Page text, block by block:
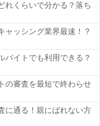
れくらいで分かる？落ち
ャッシング業界最速！？
バイトでも利用できる？
の審査を最短で終わらせ
に通る！親にばれない方